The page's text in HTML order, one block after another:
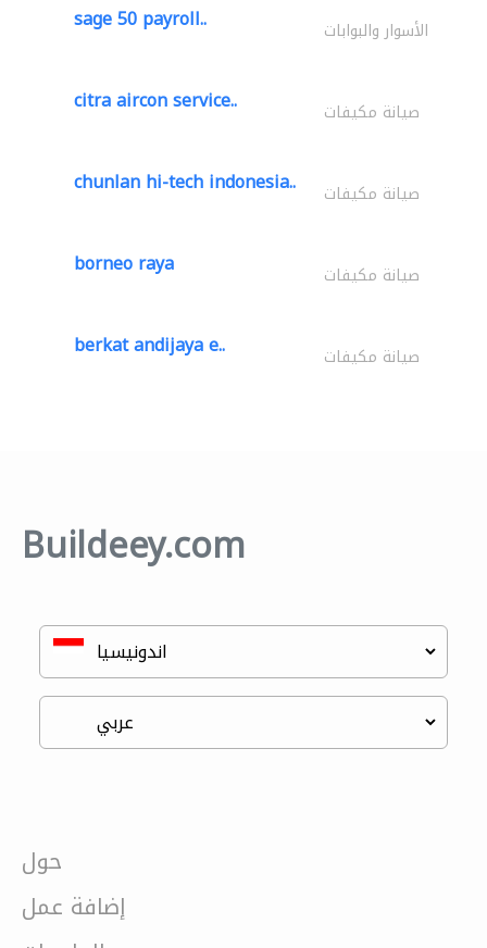
sage 50 payroll.. الأسوار والبوابات
citra aircon service.. صيانة مكيفات
chunlan hi-tech indonesia.. صيانة مكيفات
borneo raya صيانة مكيفات
berkat andijaya e.. صيانة مكيفات
Buildeey.com
حول
إضافة عمل